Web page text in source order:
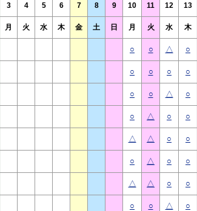
3 4 5 6 7 8 9 10 11 12 13
月 火 水 木 金 土 日 月 火 水 木
○ ○ △ ○
○ ○ ○ ○
○ ○ △ ○
○ △ ○ ○
△ △ ○ ○
○ △ ○ ○
△ △ ○ ○
○ ○ △ ○